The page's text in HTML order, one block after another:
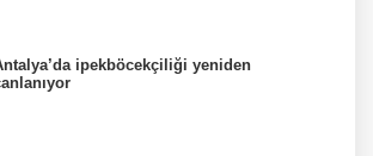
ipekböcekçiliği yeniden